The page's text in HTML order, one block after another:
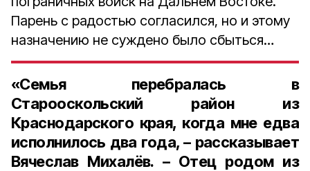
Парень с радостью согласился, но и этому
назначению не суждено было сбыться…
«Семья перебралась в
Старооскольский район из
Краснодарского края, когда мне едва
исполнилось два года, – рассказывает
Вячеслав Михалёв. – Отец родом из